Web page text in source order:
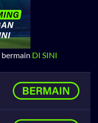
DI SINI